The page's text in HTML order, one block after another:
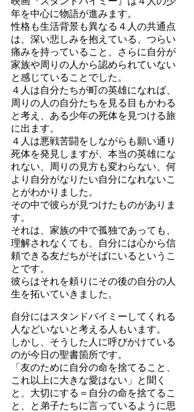
年を中心に物語が進みます。
性格も生活背景も異なる４人の共通点
は、深い悲しみを抱えている、つらい
痛みを持っていること、さらに自分が
家族や周りの人から認められていない
と感じていることでした。
４人は自分たちが町の英雄になれば、
周りの人の自分たちを見る目もかわる
と考え、ある少年の死体を見つける旅
に出ます。
４人は悪戦苦闘をしながらも願い通り
死体を発見しますが、本当の英雄にな
れない、周りの見方も変わらない、何
より自分がなりたい自分になれないこ
とがわかりました。
その中で彼らが見つけたものがありま
す。
それは、家族の中で孤独であっても、
理解されなくても、自分には心から信
頼できる友だちがそばにいるというこ
とです。
彼らはそれを頼りにその後の自分の人
生を拓いていきました。
自分にはスタンドバイミーしてくれる
人などいないと考える人もいます。
しかし、そうした人に呼びかけている
のが今日の聖書箇所です。
「友のために自分の命を捨てること、
これ以上に大きな愛はない」と聞く
と、大切にする＝自分の命を捨てるこ
と、と弟子たちに言っているように思